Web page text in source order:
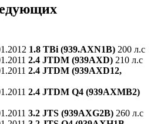
1.8 TBi (939.AXN1B) 200 л.с
2.4 JTDM (939AXD) 210 л.с
2.4 JTDM (939AXD12,
2.4 JTDM Q4 (939AXMB2)
3.2 JTS (939AXG2B) 260 л.с